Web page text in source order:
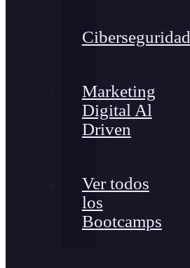
Ciberseguridad
Marketing
Digital Al
Driven
Ver todos
los
Bootcamps